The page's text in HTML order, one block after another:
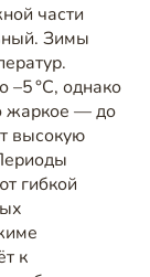
части
Зимы
°C, однако
жаркое — до
высокую
гибкой
к